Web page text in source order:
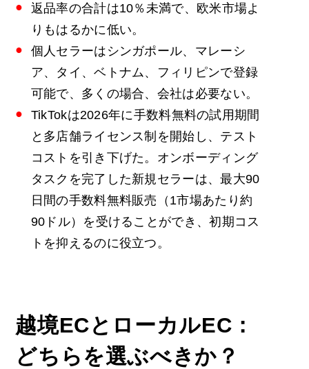
返品率の合計は10％未満で、欧米市場よ
りもはるかに低い。
個人セラーはシンガポール、マレーシ
ア、タイ、ベトナム、フィリピンで登録
可能で、多くの場合、会社は必要ない。
TikTokは2026年に手数料無料の試用期間
と多店舗ライセンス制を開始し、テスト
コストを引き下げた。オンボーディング
タスクを完了した新規セラーは、最大90
日間の手数料無料販売（1市場あたり約
90ドル）を受けることができ、初期コス
トを抑えるのに役立つ。
越境ECとローカルEC：
どちらを選ぶべきか？